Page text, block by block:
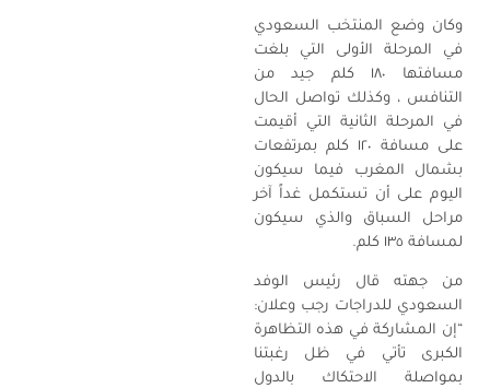
وكان وضع المنتخب السعودي
في المرحلة الأولى التي بلغت
مسافتها ١٨٠ كلم جيد من
التنافس ، وكذلك تواصل الحال
في المرحلة الثانية التي أقيمت
على مسافة ١٢٠ كلم بمرتفعات
بشمال المغرب فيما سيكون
اليوم على أن تستكمل غداً آخر
مراحل السباق والذي سيكون
لمسافة ١٣٥ كلم.
من جهته قال رئيس الوفد
السعودي للدراجات رجب وعلان:
“إن المشاركة في هذه التظاهرة
الكبرى تأتي في ظل رغبتنا
بمواصلة الاحتكاك بالدول